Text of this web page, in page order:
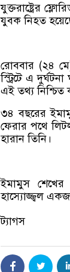
যুক্তরাষ্ট্রের
যুবক নিহত
রোববার (২৪
স্ট্রিটে এ
এই তথ্য নিশ্চিত
৩৪ বছরের
ফেরার পথে
হারান তিনি।
ইমামুস শেখের
হাস্যোজ্জ্বল
ট্যাগস